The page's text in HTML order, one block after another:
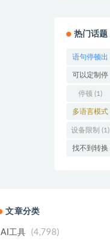
热门话题
语句停顿出
问题了，逗
号停顿时间
与句号停顿
可以定制停
顿间隔多久
吗？ (1)
停顿 (1)
多语言模式
下，发音问
题 (1)
设备限制 (1)
找不到转换
文章分类
AI工具 (4,798)